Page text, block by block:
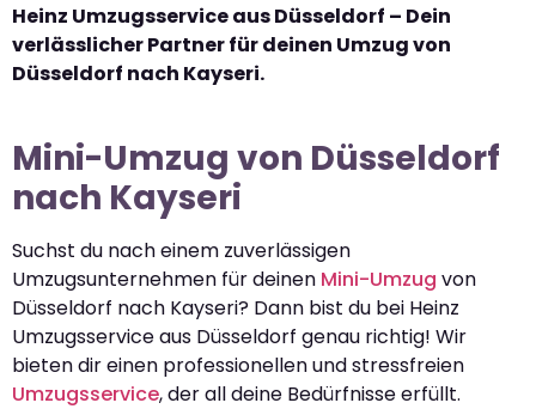
Heinz Umzugsservice aus Düsseldorf – Dein
verlässlicher Partner für deinen Umzug von
Düsseldorf nach Kayseri.
Mini-Umzug von Düsseldorf
nach Kayseri
Suchst du nach einem zuverlässigen
Umzugsunternehmen für deinen Mini-Umzug von
Düsseldorf nach Kayseri? Dann bist du bei Heinz
Umzugsservice aus Düsseldorf genau richtig! Wir
bieten dir einen professionellen und stressfreien
Umzugsservice, der all deine Bedürfnisse erfüllt.